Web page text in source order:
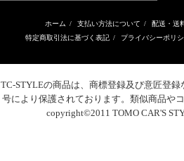
ホーム / 支払い方法について / 配送・送
特定商取引法に基づく表記 / プライバシーポリ
TC-STYLEの商品は、商標登録及び意匠登録
号により保護されております。類似商品や
copyright©2011 TOMO CAR'S